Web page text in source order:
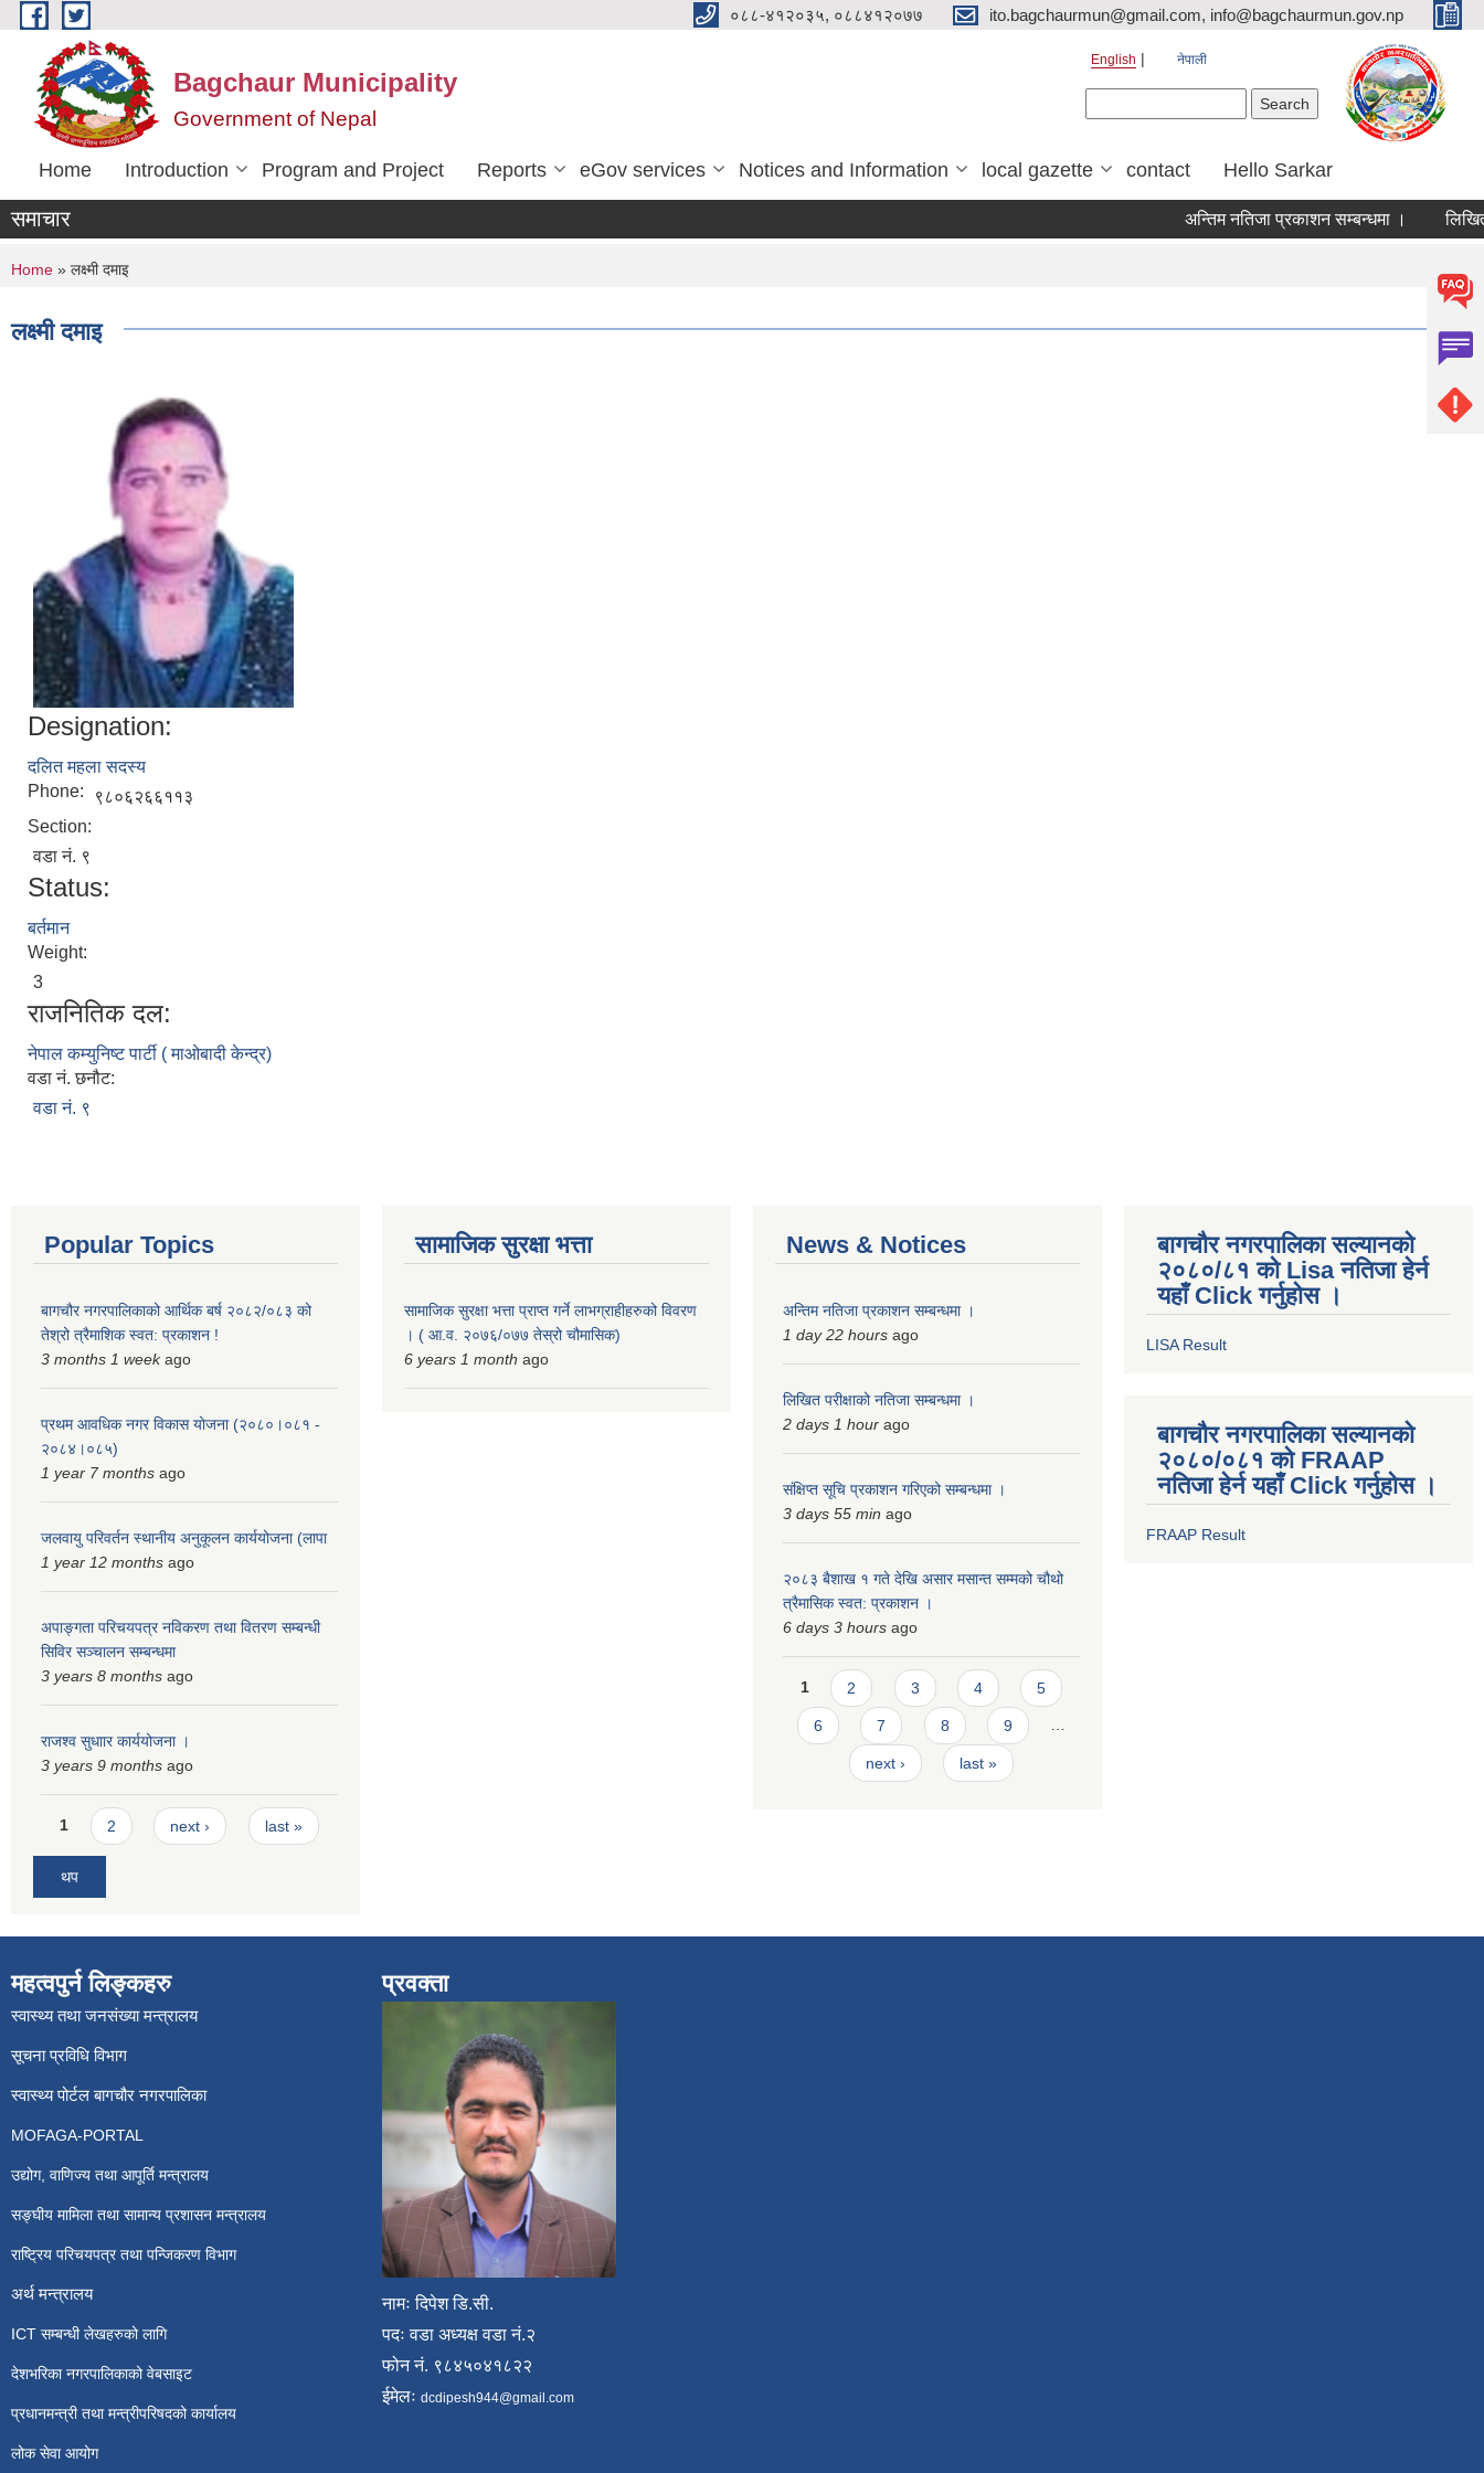
Skip to main content ०८८-४१२०३५, ०८८४१२०७७ ito.bagchaurmun@gmail.com, info@bagchaurmun.gov.np
Bagchaur Municipality
Government of Nepal
English नेपाली
Home Introduction Program and Project Reports eGov services Notices and Information local gazette contact Hello Sarkar
समाचार अन्तिम नतिजा प्रकाशन सम्बन्धमा । लिखित
You are here
Home » लक्ष्मी दमाइ
लक्ष्मी दमाइ
Designation:
दलित महला सदस्य
Phone:
९८०६२६६११३
Section:
वडा नं. ९
Status:
बर्तमान
Weight:
3
राजनितिक दल:
नेपाल कम्युनिष्ट पार्टी ( माओबादी केन्द्र)
वडा नं. छनौट:
वडा नं. ९
Popular Topics
बागचौर नगरपालिकाको आर्थिक बर्ष २०८२/०८३ को
तेश्रो त्रैमाशिक स्वत: प्रकाशन !
3 months 1 weekago
प्रथम आवधिक नगर विकास योजना (२०८०।०८१ -
२०८४।०८५)
1 year 7 months ago
जलवायु परिवर्तन स्थानीय अनुकूलन कार्ययोजना (लापा
1 year 12 months ago
अपाङ्गता परिचयपत्र नविकरण तथा वितरण सम्बन्धी
सिविर सञ्चालन सम्बन्धमा
3 years 8 months ago
राजश्व सुधाार कार्ययोजना ।
3 years 9 months ago
Pages
1 2 next › last »
थप
सामाजिक सुरक्षा भत्ता
सामाजिक सुरक्षा भत्ता प्राप्त गर्ने लाभग्राहीहरुको विवरण
। ( आ.व. २०७६/०७७ तेस्रो चौमासिक)
6 years 1 month ago
News & Notices
अन्तिम नतिजा प्रकाशन सम्बन्धमा ।
1 day 22 hours ago
लिखित परीक्षाको नतिजा सम्बन्धमा ।
2 days 1 hour ago
संक्षिप्त सूचि प्रकाशन गरिएको सम्बन्धमा ।
3 days 55 min ago
२०८३ बैशाख १ गते देखि असार मसान्त सम्मको चौथो
त्रैमासिक स्वत: प्रकाशन ।
6 days 3 hours ago
Pages
1 2 3 4 5
6 7 8 9 …
next › last »
बागचौर नगरपालिका सल्यानको
२०८०/८१ को Lisa नतिजा हेर्न
यहाँ Click गर्नुहोस ।
LISA Result
बागचौर नगरपालिका सल्यानको
२०८०/०८१ को FRAAP
नतिजा हेर्न यहाँ Click गर्नुहोस ।
FRAAP Result
महत्वपुर्न लिङ्कहरु
स्वास्थ्य तथा जनसंख्या मन्त्रालय
सूचना प्रविधि विभाग
स्वास्थ्य पोर्टल बागचौर नगरपालिका
MOFAGA-PORTAL
उद्योग, वाणिज्य तथा आपूर्ति मन्त्रालय
सङ्घीय मामिला तथा सामान्य प्रशासन मन्त्रालय
राष्ट्रिय परिचयपत्र तथा पन्जिकरण विभाग
अर्थ मन्त्रालय
ICT सम्बन्धी लेखहरुको लागि
देशभरिका नगरपालिकाको वेबसाइट
प्रधानमन्त्री तथा मन्त्रीपरिषदको कार्यालय
लोक सेवा आयोग
प्रवक्ता
नामः दिपेश डि.सी.
पदः वडा अध्यक्ष वडा नं.२
फोन नं. ९८४५०४१८२२
ईमेलः dcdipesh944@gmail.com